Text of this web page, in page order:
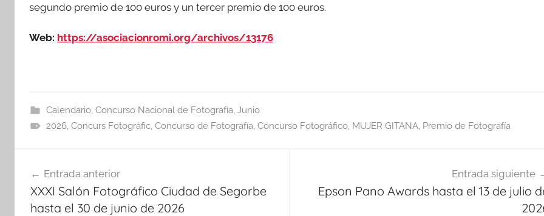
segundo premio de 100 euros y un tercer premio de 100 euros.
Web: https://asociacionromi.org/archivos/13176
Calendario, Concurso Nacional de Fotografía, Junio
2026, Concurs Fotogràfic, Concurso de Fotografía, Concurso Fotográfico, MUJER GITANA, Premio de Fotografía
de
entradas
Entrada anterior
XXXI Salón Fotográfico Ciudad de Segorbe
hasta el 30 de junio de 2026
Entrada siguiente
Epson Pano Awards hasta el 13 de julio